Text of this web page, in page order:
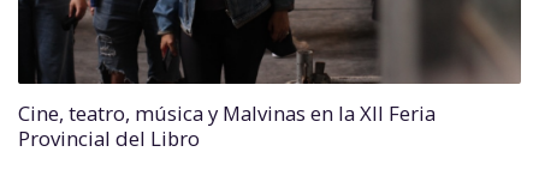
Cine, teatro, música y Malvinas en la XII Feria
Provincial del Libro